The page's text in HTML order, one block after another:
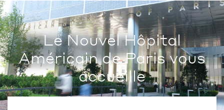
Le Nouvel Hôpital
Américain de Paris vous
accueille